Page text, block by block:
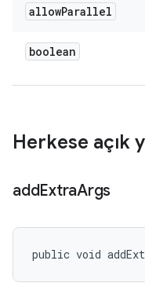
allowParallel
boolean
Herkese açık
addExtraArgs
public void